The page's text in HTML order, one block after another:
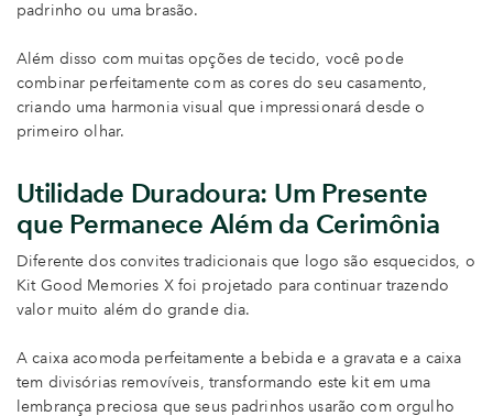
padrinho ou uma brasão.
Além disso com muitas opções de tecido, você pode
combinar perfeitamente com as cores do seu casamento,
criando uma harmonia visual que impressionará desde o
primeiro olhar.
Utilidade Duradoura: Um Presente
que Permanece Além da Cerimônia
Diferente dos convites tradicionais que logo são esquecidos, o
Kit Good Memories X foi projetado para continuar trazendo
valor muito além do grande dia.
A caixa acomoda perfeitamente a bebida e a gravata e a caixa
tem divisórias removíveis, transformando este kit em uma
lembrança preciosa que seus padrinhos usarão com orgulho